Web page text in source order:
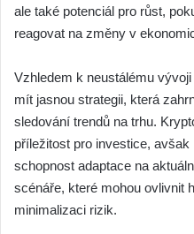
ale také potenciál pro růst,
reagovat na změny v
Vzhledem k neustálému
mít jasnou strategii, která
sledování trendů na trhu.
příležitost pro investice,
schopnost adaptace na
scénáře, které mohou ovlivnit
minimalizaci rizik.